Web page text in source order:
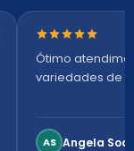
Nota 5 de 5
Ótimo
variedades de
AS Angela